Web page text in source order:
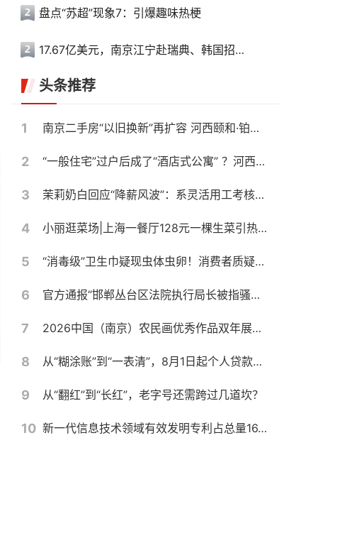
盘点“苏超”现象7：引爆趣味热梗
17.67亿美元，南京江宁赴瑞典、韩国招商收获满满
头条推荐
1 南京二手房“以旧换新”再扩容 河西颐和·铂樾府纳入置换范围，共计10盘可选
2 “一般住宅”过户后成了“酒店式公寓” ？河西一高档小区遭遇权证“变脸”，相关部门回应仍按住宅登记
3 茉莉奶白回应“降薪风波”：系灵活用工考核调整，与侵权案无关
4 小丽逛菜场|上海一餐厅128元一棵生菜引热议，记者带你10元以内复刻同款沙拉
5 “消毒级”卫生巾疑现虫体虫卵！消费者质疑产品安全，厂家称需核验样品
6 官方通报“邯郸丛台区法院执行局长被指骚扰女当事人并索贿”：不当言论通话录音确系郭红波本人，其已被停职，将进行严肃处理
7 2026中国（南京）农民画优秀作品双年展在宁开幕
8 从“糊涂账”到“一表清”，8月1日起个人贷款新规实施！对你我有何影响？
9 从“翻红”到“长红”，老字号还需跨过几道坎？
10 新一代信息技术领域有效发明专利占总量16.5%